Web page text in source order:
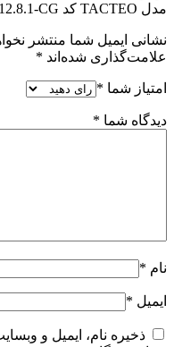
مدل TACTEO کد TB/U12.8.1-CG”
نشانی ایمیل شما منتشر
علامت‌گذاری شده‌اند *
امتیاز شما *
دیدگاه شما *
نام *
ایمیل *
ذخیره نام، ایمیل و